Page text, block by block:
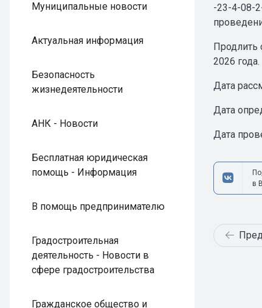
Муниципальные новости
Актуальная информация
Безопасность
жизнедеятельности
АНК - Новости
Бесплатная юридическая
помощь - Информация
В помощь предпринимателю
Градостроительная
деятельность - Новости в
сфере градостроительства
Гражданское общество и
-23-4-08-
Продлить
2026 года.
Дата
Дата
Дата
в